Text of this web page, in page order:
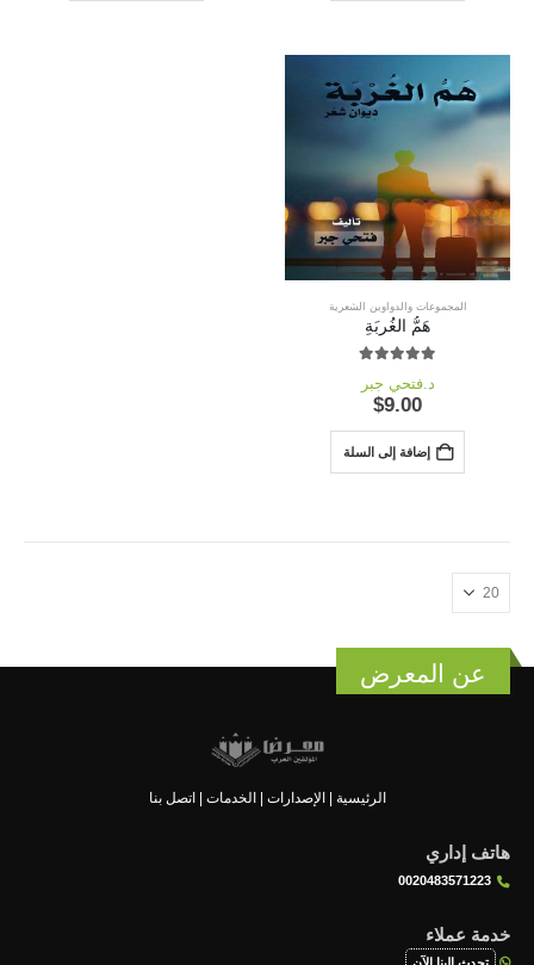
المجموعات والدواوين الشعرية
هَمُّ الغُربَةِ
د.فتحي جبر
$9.00
إضافة إلى السلة
عن المعرض
الرئيسية |الإصدارات |الخدمات |اتصل بنا
هاتف إداري
0020483571223
خدمة عملاء